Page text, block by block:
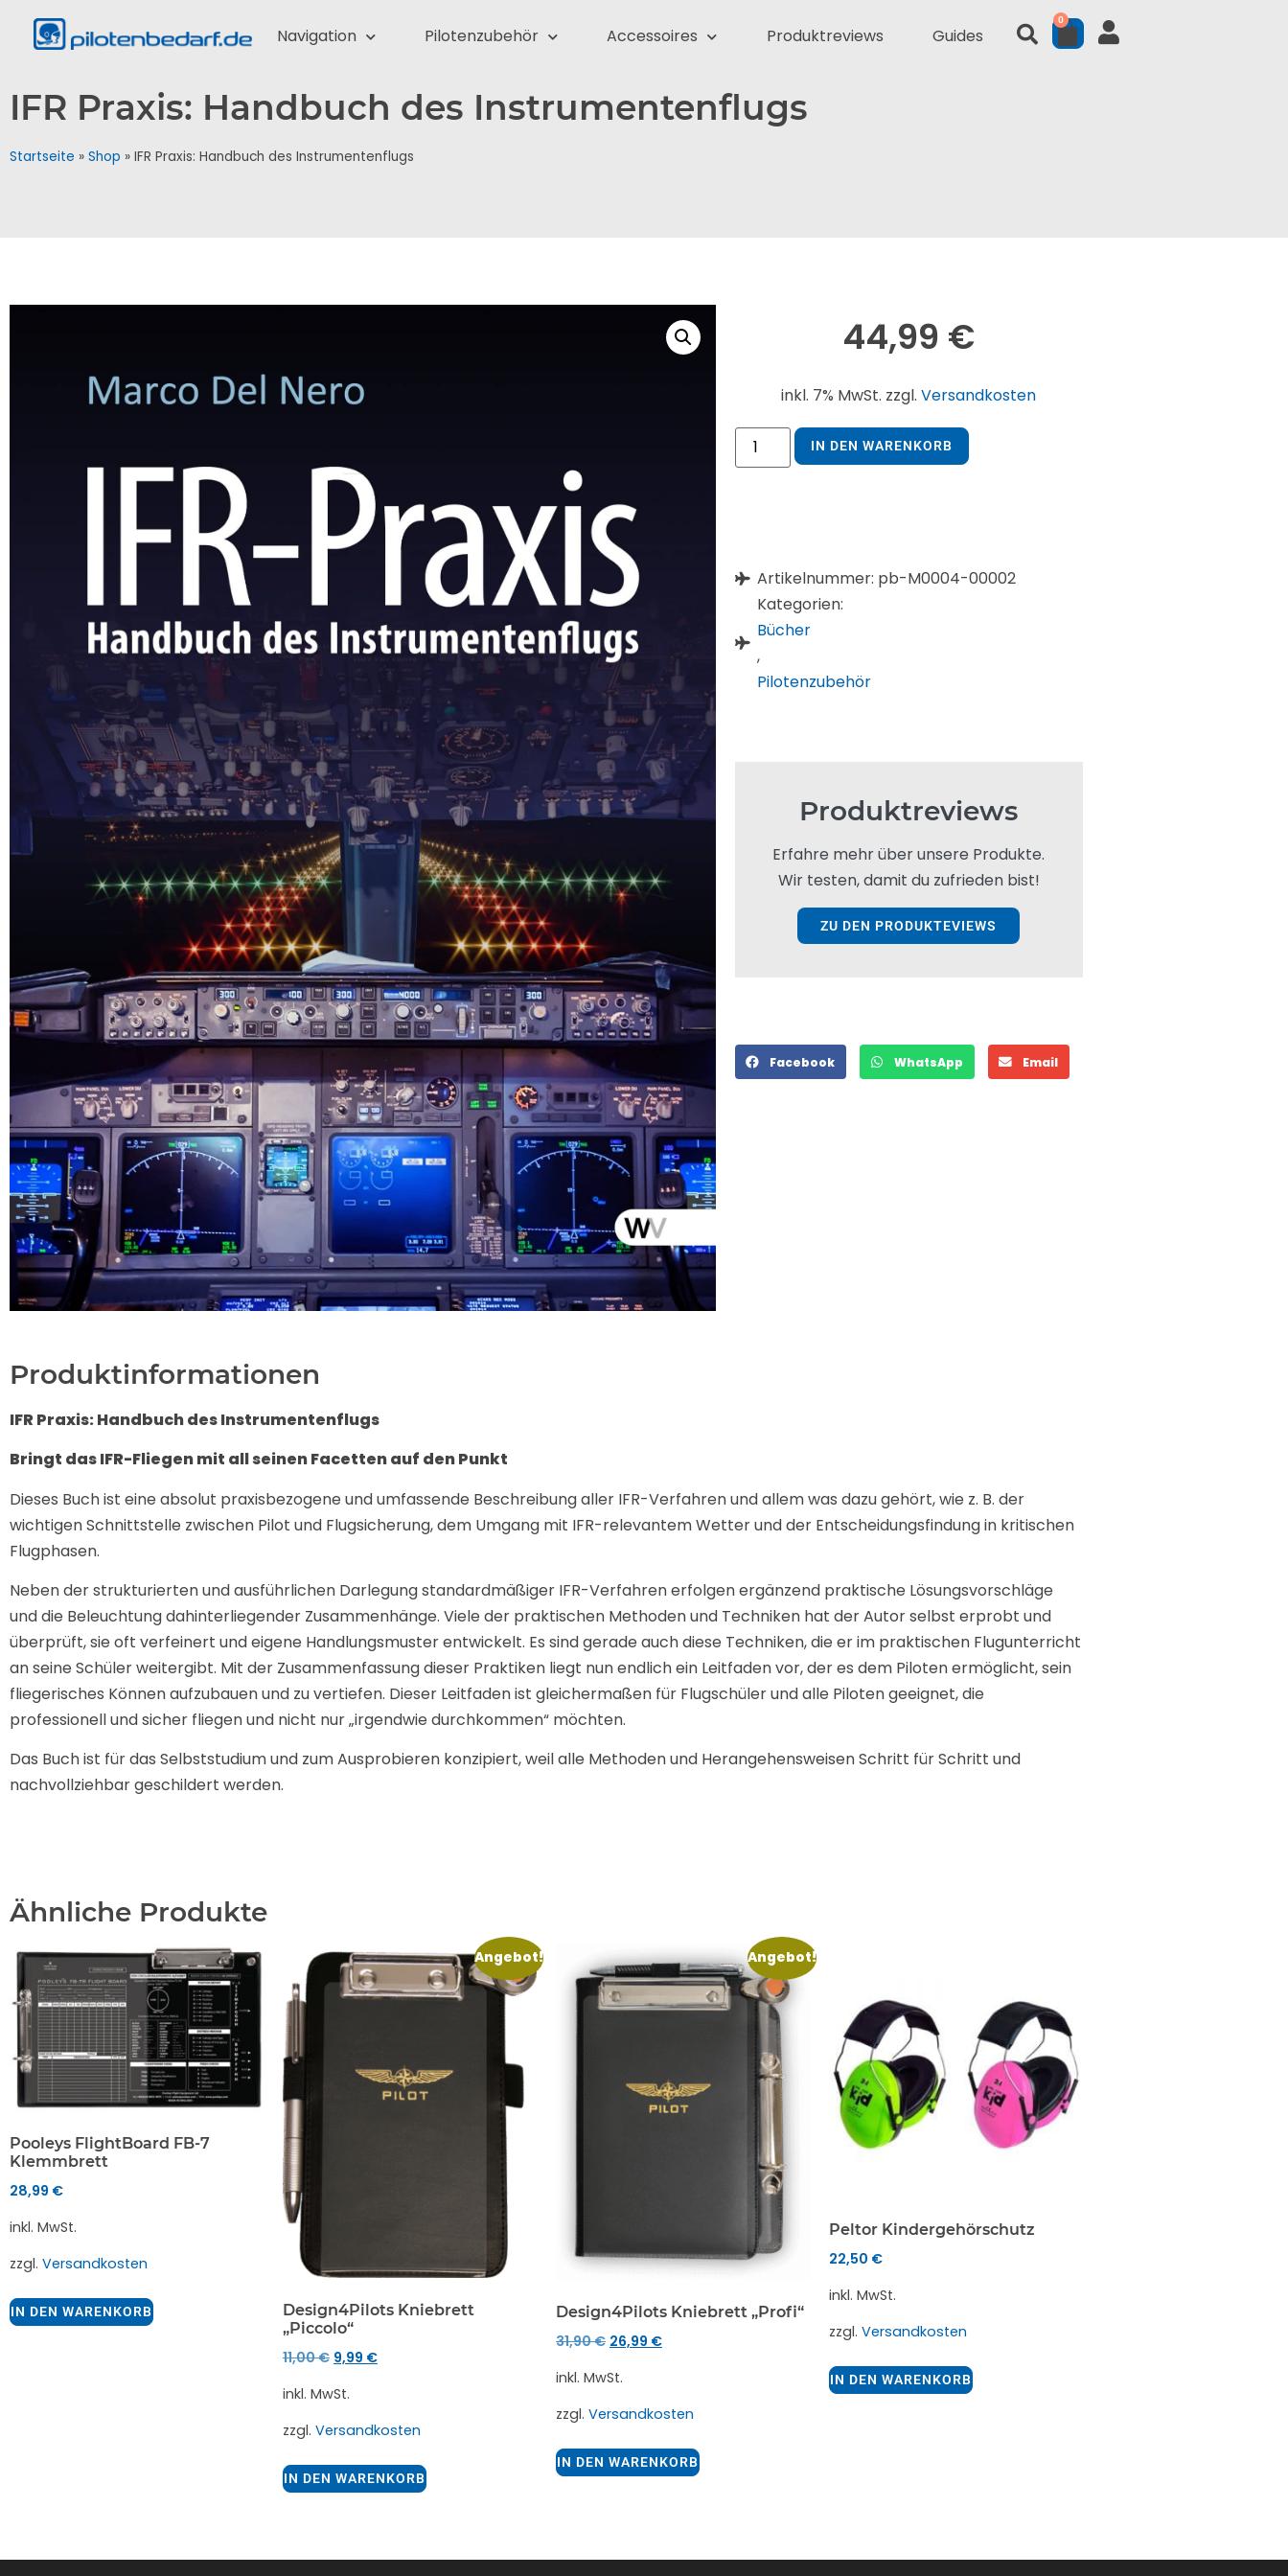
Navigation Pilotenzubehör Accessoires Produktreviews Guides
0
IFR Praxis: Handbuch des Instrumentenflugs
Startseite » Shop » IFR Praxis: Handbuch des Instrumentenflugs
44,99 €
inkl. 7% MwSt. zzgl.Versandkosten
IN DEN WARENKORB
Artikelnummer: pb-M0004-00002
Kategorien:
Bücher
,
Pilotenzubehör
Produktreviews
Erfahre mehr über unsere Produkte.
Wir testen, damit du zufrieden bist!
ZU DEN PRODUKTEVIEWS
Facebook WhatsApp Email
Produktinformationen
IFR Praxis: Handbuch des Instrumentenflugs
Bringt das IFR-Fliegen mit all seinen Facetten auf den Punkt
Dieses Buch ist eine absolut praxisbezogene und umfassende Beschreibung aller IFR-Verfahren und allem was dazu gehört, wie z. B. der
wichtigen Schnittstelle zwischen Pilot und Flugsicherung, dem Umgang mit IFR-relevantem Wetter und der Entscheidungsfindung in kritischen
Flugphasen.
Neben der strukturierten und ausführlichen Darlegung standardmäßiger IFR-Verfahren erfolgen ergänzend praktische Lösungsvorschläge
und die Beleuchtung dahinterliegender Zusammenhänge. Viele der praktischen Methoden und Techniken hat der Autor selbst erprobt und
überprüft, sie oft verfeinert und eigene Handlungsmuster entwickelt. Es sind gerade auch diese Techniken, die er im praktischen Flugunterricht
an seine Schüler weitergibt. Mit der Zusammenfassung dieser Praktiken liegt nun endlich ein Leitfaden vor, der es dem Piloten ermöglicht, sein
fliegerisches Können aufzubauen und zu vertiefen. Dieser Leitfaden ist gleichermaßen für Flugschüler und alle Piloten geeignet, die
professionell und sicher fliegen und nicht nur „irgendwie durchkommen“ möchten.
Das Buch ist für das Selbststudium und zum Ausprobieren konzipiert, weil alle Methoden und Herangehensweisen Schritt für Schritt und
nachvollziehbar geschildert werden.
Ähnliche Produkte
Pooleys FlightBoard FB-7
Klemmbrett
28,99 €
inkl. MwSt.
zzgl. Versandkosten
IN DEN WARENKORB
Angebot!
Design4Pilots Kniebrett
„Piccolo“
11,00€ 9,99 €
inkl. MwSt.
zzgl. Versandkosten
IN DEN WARENKORB
Angebot!
Design4Pilots Kniebrett „Profi“
31,90€ 26,99 €
inkl. MwSt.
zzgl. Versandkosten
IN DEN WARENKORB
Peltor Kindergehörschutz
22,50 €
inkl. MwSt.
zzgl. Versandkosten
IN DEN WARENKORB